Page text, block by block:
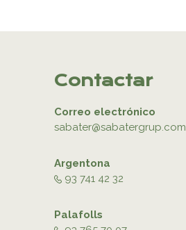
Contactar
Correo electrónico
sabater@sabatergrup.com
Argentona
93 741 42 32
Palafolls